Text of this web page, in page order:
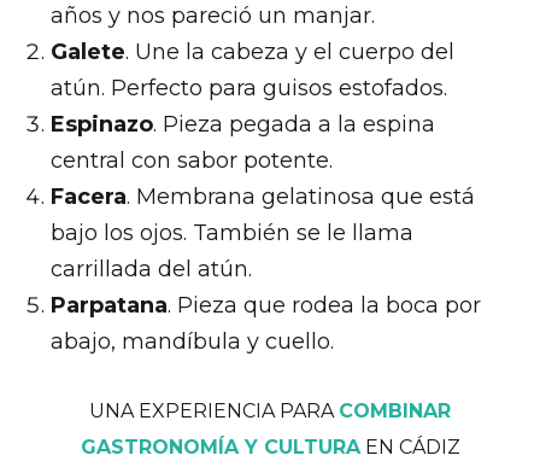
años y nos pareció un manjar.
Galete. Une la cabeza y el cuerpo del
atún. Perfecto para guisos estofados.
Espinazo. Pieza pegada a la espina
central con sabor potente.
Facera. Membrana gelatinosa que está
bajo los ojos. También se le llama
carrillada del atún.
Parpatana. Pieza que rodea la boca por
abajo, mandíbula y cuello.
UNA EXPERIENCIA PARA COMBINAR
GASTRONOMÍA Y CULTURAEN CÁDIZ